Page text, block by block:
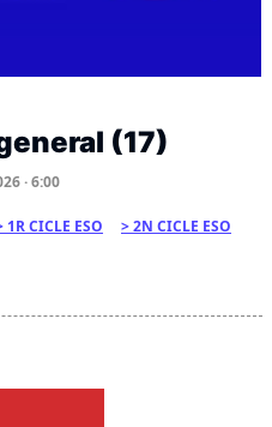
(17)
· 6:00
1R CICLE ESO
2N CICLE ESO